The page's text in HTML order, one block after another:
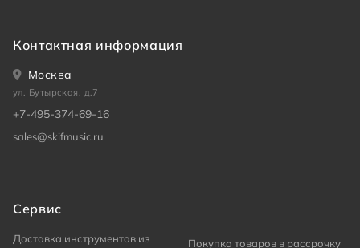
Контактная информация
Москва
ул. Бутырская, д.7
+7-495-374-69-16
sales@skifmusic.ru
Сервис
Доставка инструментов из
Покупка товаров в рассрочку